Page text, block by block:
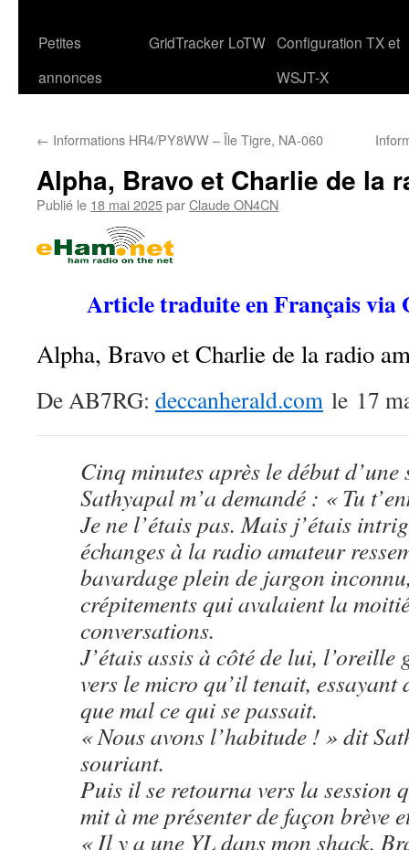
Petites
annonces
GridTracker LoTW Configuration TX et
WSJT-X
← Informations HR4/PY8WW – Île Tigre, NA-060
Alpha, Bravo et Charlie de la
Publié le 18 mai 2025parClaude ON4CN
Article traduite en Français via
Alpha, Bravo et Charlie de la radio
De AB7RG: deccanherald.com le 17
Cinq minutes après le début d’une
Sathyapal m’a demandé : « Tu
Je ne l’étais pas. Mais j’étais
échanges à la radio amateur
bavardage plein de jargon
crépitements qui avalaient la
conversations.
J’étais assis à côté de lui, l’oreille
vers le micro qu’il tenait, essayant
que mal ce qui se passait.
« Nous avons l’habitude ! » dit
souriant.
Puis il se retourna vers la session
mit à me présenter de façon brève
« Il y a une YL dans mon shack.